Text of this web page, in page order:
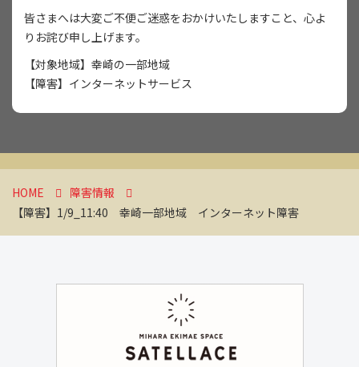
皆さまへは大変ご不便ご迷惑をおかけいたしますこと、心よ
りお詫び申し上げます。
【対象地域】幸崎の一部地域
【障害】インターネットサービス
HOME
障害情報
【障害】1/9_11:40 幸崎一部地域 インターネット障害